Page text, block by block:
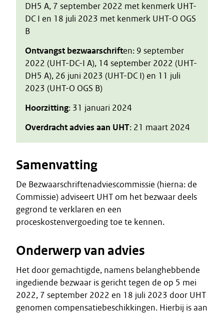
DH5 A, 7 september 2022 met kenmerk UHT-
DC I en 18 juli 2023 met kenmerk UHT-O OGS
B
Ontvangst bezwaarschriften: 9 september
2022 (UHT-DC-I A), 14 september 2022 (UHT-
DH5 A), 26 juni 2023 (UHT-DC I) en 11 juli
2023 (UHT-O OGS B)
Hoorzitting: 31 januari 2024
Overdracht advies aan UHT: 21 maart 2024
Samenvatting
De Bezwaarschriftenadviescommissie (hierna: de
Commissie) adviseert UHT om het bezwaar deels
gegrond te verklaren en een
proceskostenvergoeding toe te kennen.
Onderwerp van advies
Het door gemachtigde, namens belanghebbende
ingediende bezwaar is gericht tegen de op 5 mei
2022, 7 september 2022 en 18 juli 2023 door UHT
genomen compensatiebeschikkingen. Hierbij is aan